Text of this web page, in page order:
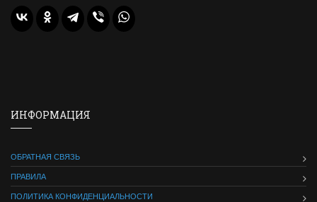
ИНФОРМАЦИЯ
ОБРАТНАЯ СВЯЗЬ
ПРАВИЛА
ПОЛИТИКА КОНФИДЕНЦИАЛЬНОСТИ